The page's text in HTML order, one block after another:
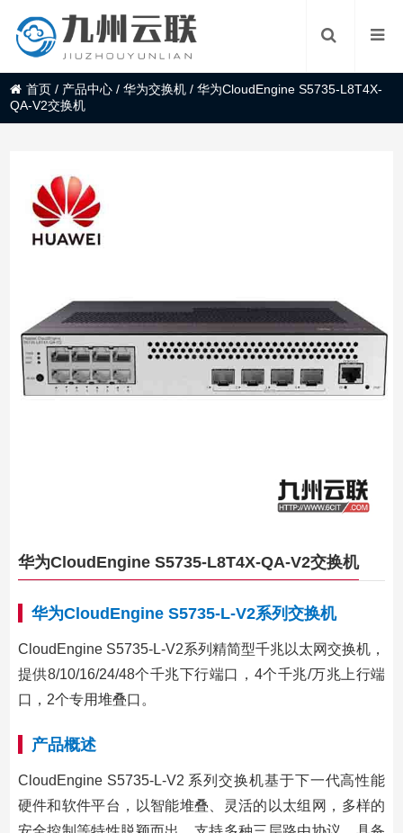
首页 / 产品中心 /华为交换机 /华为CloudEngine S5735-L8T4X-
QA-V2交换机
华为CloudEngine S5735-L8T4X-QA-V2交换机
华为CloudEngine S5735-L-V2系列交换机
CloudEngine S5735-L-V2系列精简型千兆以太网交换机，
提供8/10/16/24/48个千兆下行端口，4个千兆/万兆上行端
口，2个专用堆叠口。
产品概述
CloudEngine S5735-L-V2 系列交换机基于下一代高性能
硬件和软件平台，以智能堆叠、灵活的以太组网，多样的